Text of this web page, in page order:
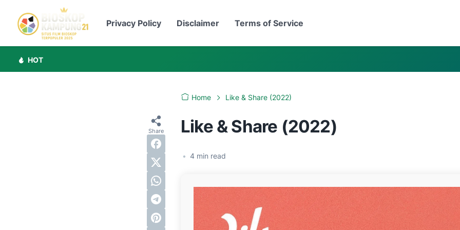
Privacy Policy Disclaimer Terms of Service
HOT
Home Like & Share (2022)
Like & Share (2022)
• 4 min read